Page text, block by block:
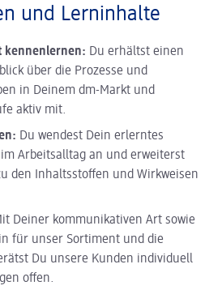
und Lerninhalte
kennenlernen: Du erhältst einen
über die Prozesse und
in Deinem dm-Markt und
aktiv mit.
Du wendest Dein erlerntes
Arbeitsalltag an und erweiterst
den Inhaltsstoffen und Wirkweisen
Deiner kommunikativen Art sowie
für unser Sortiment und die
Du unsere Kunden individuell
offen.